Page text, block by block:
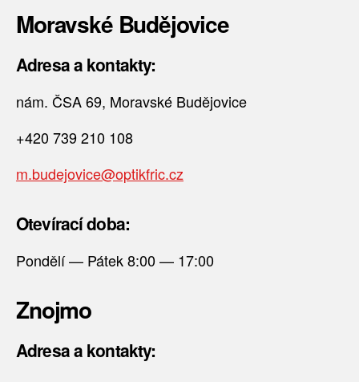
Moravské Budějovice
Adresa a kontakty:
nám. ČSA 69, Moravské Budějovice
+420 739 210 108
m.budejovice@optikfric.cz
Otevírací doba:
Pondělí — Pátek 8:00 — 17:00
Znojmo
Adresa a kontakty: